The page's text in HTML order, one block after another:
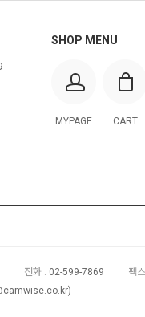
SHOP MENU
MYPAGE CART
전화 : 02-599-7869 팩
)